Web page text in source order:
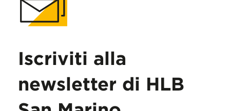
Iscriviti alla
newsletter di HLB